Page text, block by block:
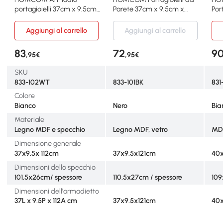
portagioielli 37cm x 9.5cm
Parete 37cm x 9.5cm x
Aggiungi al carrello
Aggiungi al carrello
83,95€ 72,95€
SKU
833-102WT
833-101BK
Colore
Bianco
Nero
Materiale
Legno MDF e specchio
Legno MDF, vetro
Dimensione generale
37x9.5x 112cm
37x9.5x121cm
Dimensioni dello specchio
101.5x26cm/ spessore
110.5x27cm / spessore
Dimensioni dell'armadietto
37L x 9.5P x 112A cm
37x9.5x121cm